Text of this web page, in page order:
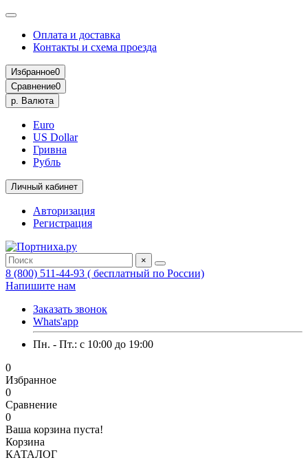
Оплата и доставка
Контакты и схема проезда
Избранное0
Сравнение0
р. Валюта
Euro
US Dollar
Гривна
Рубль
Личный кабинет
Авторизация
Регистрация
×
8 (800) 511-44-93 ( бесплатный по России)
Напишите нам
Заказать звонок
Whats'app
Пн. - Пт.: c 10:00 до 19:00
0
Избранное
0
Сравнение
0
Ваша корзина пуста!
Корзина
КАТАЛОГ